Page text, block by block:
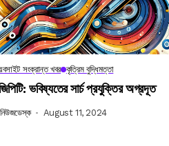
সংক্রান্ত খবর কৃত্রিম বুদ্ধিমত্তা
ভবিষ্যতের সার্চ প্রযুক্তির অগ্রদূত
নিউজডেস্ক August 11, 2024